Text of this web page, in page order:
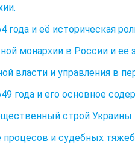
года и её историческая
монархии в России и ее
власти и управления в
года и его основное
строй Украины
процесов и судебных